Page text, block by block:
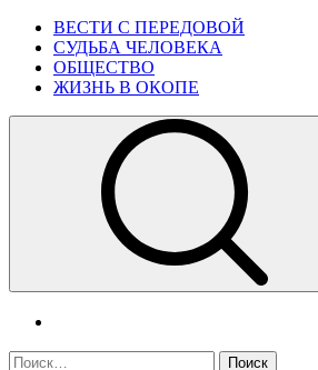
Skip
content
Primary
Menu
ВЕСТИ С ПЕРЕДОВОЙ
СУДЬБА ЧЕЛОВЕКА
ОБЩЕСТВО
ЖИЗНЬ В ОКОПЕ
Найти: